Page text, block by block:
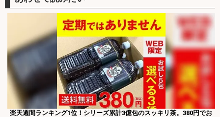
楽天週間ランキング1位！シリーズ累計3億包のスッキリ茶。380円でお